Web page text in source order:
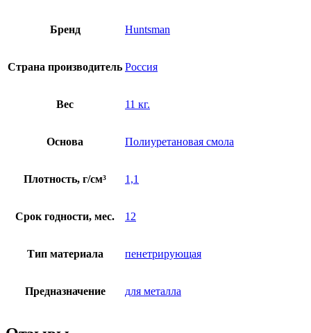
Бренд Huntsman
Страна производитель Россия
Вес 11 кг.
Основа Полиуретановая смола
Плотность, г/см³ 1,1
Срок годности, мес. 12
Тип материала пенетрирующая
Предназначение для металла